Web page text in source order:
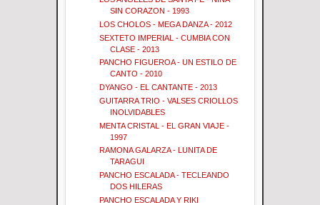
SIN CORAZON - 1993
LOS CHOLOS - MEGA DANZA - 2012
SEXTETO IMPERIAL - CUMBIA CON
CLASE - 2013
PANCHO FIGUEROA - UN ESTILO DE
CANTO - 2010
DYANGO - EL CANTANTE - 2013
GUITARRA TRIO - VALSES CRIOLLOS
INOLVIDABLES
MENTA CRISTAL - EL GRAN VIAJE -
1997
RAMONA GALARZA - LUNITA DE
TARAGUI
PANCHO ESCALADA - TECLEANDO
DOS HILERAS
PANCHO ESCALADA Y RIKI